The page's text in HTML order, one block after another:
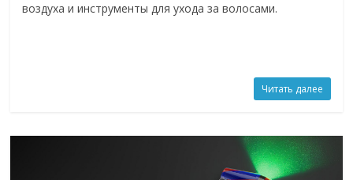
воздуха и инструменты для ухода за волосами.
Читать далее